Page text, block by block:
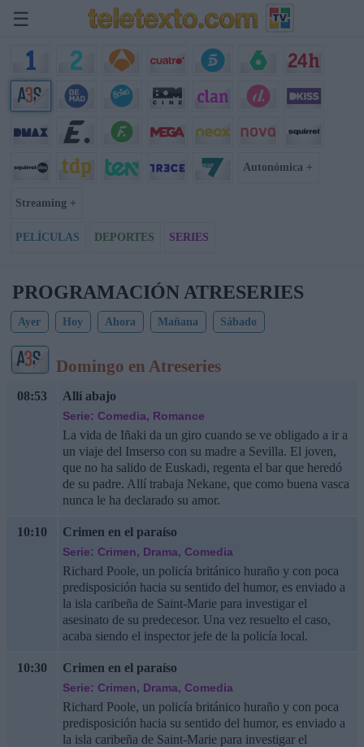
☰
Autonómica +
Streaming +
PELÍCULAS DEPORTES SERIES
PROGRAMACIÓN ATRESERIES
Ayer Hoy Ahora Mañana Sábado
Domingo en Atreseries
08:53 Allí abajo
Serie: Comedia, Romance
La vida de Iñaki da un giro cuando se ve obligado a ir a
un viaje del Imserso con su madre a Sevilla. El joven,
que no ha salido de Euskadi, regenta el bar que heredó
de su padre. Allí trabaja Nekane, que como buena vasca
nunca le ha declarado su amor.
10:10 Crimen en el paraíso
Serie: Crimen, Drama, Comedia
Richard Poole, un policía británico huraño y con poca
predisposición hacia su sentido del humor, es enviado a
la isla caribeña de Saint-Marie para investigar el
asesinato de su predecesor. Una vez resuelto el caso,
acaba siendo el inspector jefe de la policía local.
10:30 Crimen en el paraíso
Serie: Crimen, Drama, Comedia
Richard Poole, un policía británico huraño y con poca
predisposición hacia su sentido del humor, es enviado a
la isla caribeña de Saint-Marie para investigar el